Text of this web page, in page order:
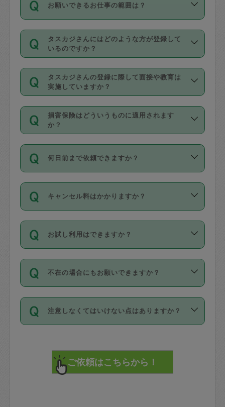
銀行振込や現金払いも対応していませ
なお、タスカジさんの交通費も、依頼料
金のご請求と合わせてお支払いとなりま
動計算で表示されます。
（例：毎週定期の場合は３回以上のキャ
ンセルが有償（1200円、隔週定期の場合
は２回以上のキャンセルが有償（1200
たり３時間です。
・ＡＭ ９時～１２時
・ＰＭ １３時～１６時
・夜 １８時～２１時
開始時間を２時間前後変更することが可
能です。依頼送信後、個別にタスカジさ
んにメッセージを送り調整してくださ
い。ただし、２時間を越えての調整はで
時間も被らない場合、損害保険の対象外
お願いできるお仕事の範囲は？
掃除、整理収納、洗濯、買い物、料理、
作り置きです。タスカジさんによってで
きる仕事の範囲が異なりますので、依頼
する前にタスカジさんのプロフィールで
確認してください。
基本的に、高所での作業や危険作業、屋
外での作業は対象外です。
タスカジさんにはどのような方が登録して
いるのですか？
主婦として長年の家事経験をお持ちの
方、栄養士・調理師といった資格者で保
育園や学校の給食やレストランで料理関
係の専門職に従事されていた方、日本で
すでにハウスキーパーや英語の先生とし
てお仕事をしているフィリピン出身の
社員など様々なバックグラウンドの方が
登録しています。
日本語も話せる方など様々です。
ールに記載していますので、各自の得意
を依頼してください。
タスカジさんの登録に際して面接や教育は
実施していますか？
応募の際に、各自事務局との面接と説明
を行っています。その後、身分証明書の
写真提出をしていただいています。外国
確認しています。タスカジさんトレーニ
ング動画を使ったセルフトレーニングの
現場トライアルを受け、合格したタスカ
ジさんが活動されています。
※テストセンターの講評は１件目のレビュ
参考
【詳細】タスカジさんの登録に際
損害保険はどういうものに適用されます
か？
依頼者とタスカジさんとの間でタスカジ
を通して成立した作業時間内での作業に
適用されます。作業範囲は、掃除、洗
です。作業中に物を壊したり、人にけが
をさせたりした場合が対象で、補償金額
す。
写真を撮り、
詳細FAQ：
損害賠償保険について教えて
何日前まで依頼できますか？
ご依頼は、現在を起点に3日後（72時間
以降）の日時から受付可能となっていま
す。
タスカジさんへ「募集」をかけることが
可能です。
キャンセル料はかかりますか？
キャンセル料には、以下の2種類がありま
す。
1. 直前キャンセル（定期、スポット契約
共通）
72時間を超える※と、以下のキャンセル
料が発生します。
直前キャンセル料：
72時間前〜24時間前＝依頼料金の50%
お試し利用はできますか？
「お試し利用」というメニューはありま
せんが、「一回のみ」依頼を活用するこ
とによって、気に入ったタスカジさんを
まず、条件の合う気になるタスカジさ
みてください。
その後、一番気に入ったタスカジさんに
不在の場合にもお願いできますか？
不在の場合の作業はタスカジさんの同意
が必要です。数回の依頼ののち、タスカ
ジさんと依頼者の間で十分な信頼関係が
てください。
不在時に部屋に入るためにタスカジさん
注意しなくてはいけない点はありますか？
で、必ず鍵のかかるロッカーや金庫に入
れて依頼者の責任の元管理するよう心掛
けてください。